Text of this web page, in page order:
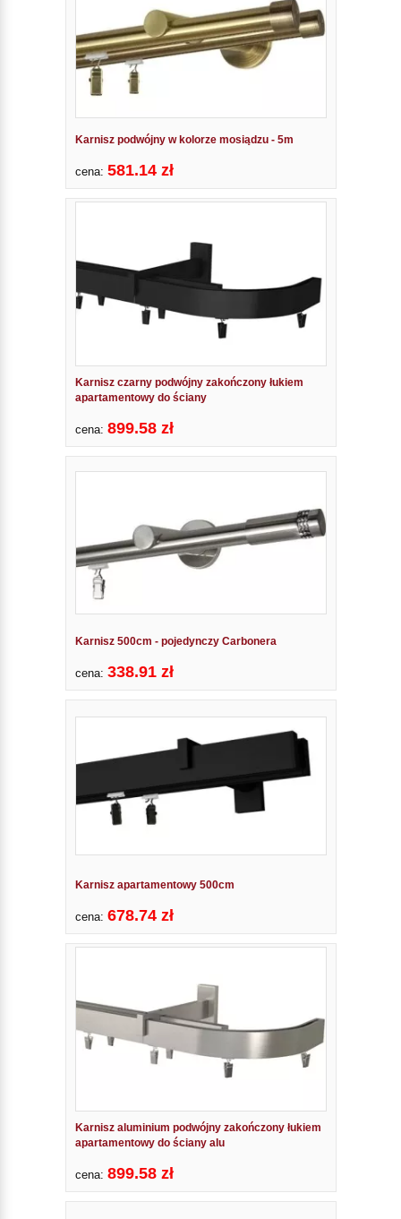
Karnisz podwójny w kolorze mosiądzu - 5m
cena: 581.14 zł
Karnisz czarny podwójny zakończony łukiem
apartamentowy do ściany
cena: 899.58 zł
Karnisz 500cm - pojedynczy Carbonera
cena: 338.91 zł
Karnisz apartamentowy 500cm
cena: 678.74 zł
Karnisz aluminium podwójny zakończony łukiem
apartamentowy do ściany alu
cena: 899.58 zł